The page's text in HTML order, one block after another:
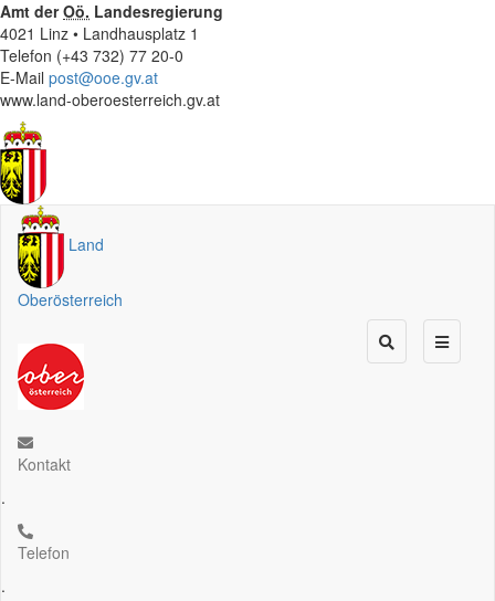
Amt derOö. Landesregierung
4021 Linz • Landhausplatz 1
Telefon (+43 732) 77 20-0
E-Mail post@ooe.gv.at
www.land-oberoesterreich.gv.at
Land
Oberösterreich
Kontakt
.
Telefon
.